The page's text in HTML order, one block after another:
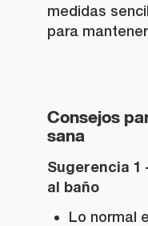
medidas
para
Consejos
sana
Sugerencia 1
al baño
Lo normal